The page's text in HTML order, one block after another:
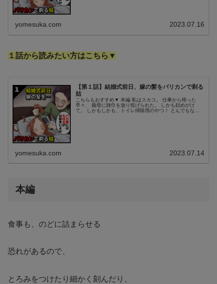
yomesuka.com 2023.07.16
１話から読みたい方はこちら▼
【第１話】結婚式前日、嫁の髪をバリカンで剃る
姑
こちらもおすすめ▼ 本編 私はスカコ。 仕事から帰った
早々、 義母に雑巾を放り投げられた。 しかも顔めがけ
て。 しかもしかも、トイレ掃除用のやつ！ とんでもない
yomesuka.com 2023.07.14
本編
食事も、のどに詰まらせる
恐れがあるので、
とろみをつけたり細かく刻んだり、